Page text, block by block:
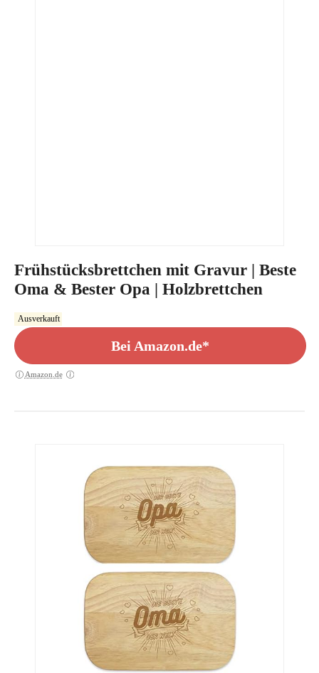
Frühstücksbrettchen mit Gravur | Beste
Oma & Bester Opa | Holzbrettchen
Ausverkauft
Bei Amazon.de*
Amazon.de